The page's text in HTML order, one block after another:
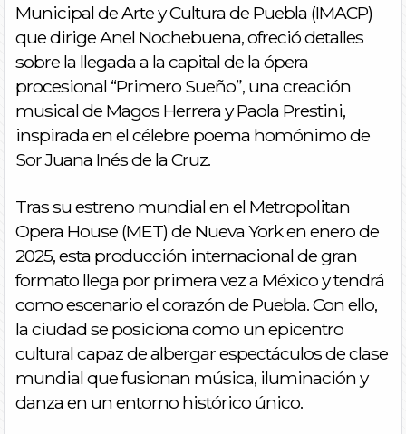
Municipal de Arte y Cultura de Puebla (IMACP)
que dirige Anel Nochebuena, ofreció detalles
sobre la llegada a la capital de la ópera
procesional “Primero Sueño”, una creación
musical de Magos Herrera y Paola Prestini,
inspirada en el célebre poema homónimo de
Sor Juana Inés de la Cruz.
Tras su estreno mundial en el Metropolitan
Opera House (MET) de Nueva York en enero de
2025, esta producción internacional de gran
formato llega por primera vez a México y tendrá
como escenario el corazón de Puebla. Con ello,
la ciudad se posiciona como un epicentro
cultural capaz de albergar espectáculos de clase
mundial que fusionan música, iluminación y
danza en un entorno histórico único.